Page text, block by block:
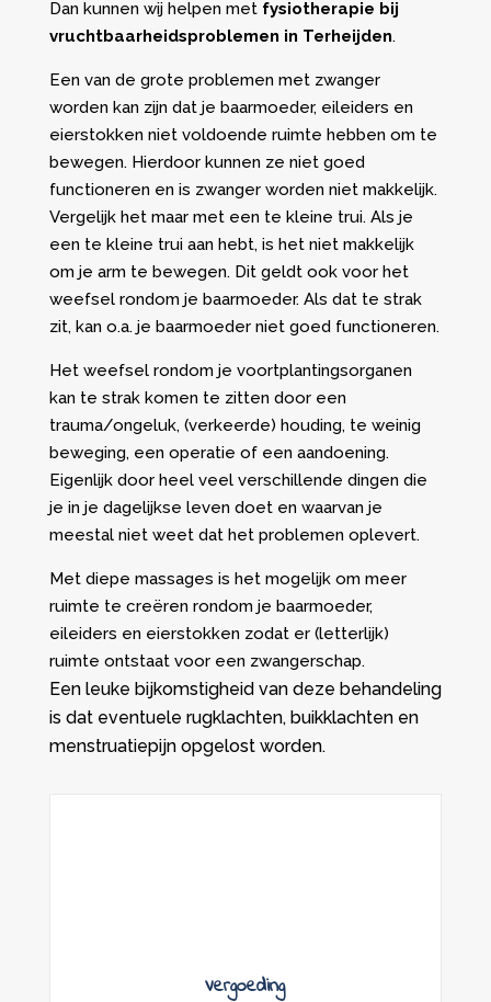
Dan kunnen wij helpen met fysiotherapie bij
vruchtbaarheidsproblemen in Terheijden.
Een van de grote problemen met zwanger
worden kan zijn dat je baarmoeder, eileiders en
eierstokken niet voldoende ruimte hebben om te
bewegen. Hierdoor kunnen ze niet goed
functioneren en is zwanger worden niet makkelijk.
Vergelijk het maar met een te kleine trui. Als je
een te kleine trui aan hebt, is het niet makkelijk
om je arm te bewegen. Dit geldt ook voor het
weefsel rondom je baarmoeder. Als dat te strak
zit, kan o.a. je baarmoeder niet goed functioneren.
Het weefsel rondom je voortplantingsorganen
kan te strak komen te zitten door een
trauma/ongeluk, (verkeerde) houding, te weinig
beweging, een operatie of een aandoening.
Eigenlijk door heel veel verschillende dingen die
je in je dagelijkse leven doet en waarvan je
meestal niet weet dat het problemen oplevert.
Met diepe massages is het mogelijk om meer
ruimte te creëren rondom je baarmoeder,
eileiders en eierstokken zodat er (letterlijk)
ruimte ontstaat voor een zwangerschap.
Een leuke bijkomstigheid van deze behandeling
is dat eventuele rugklachten, buikklachten en
menstruatiepijn opgelost worden.
Vergoeding